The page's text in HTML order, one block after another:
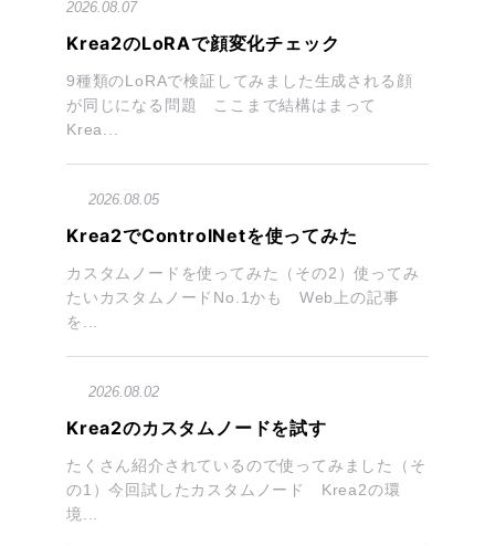
2026.08.07
Krea2のLoRAで顔変化チェック
9種類のLoRAで検証してみました生成される顔
が同じになる問題 ここまで結構はまって
Krea...
2026.08.05
Krea2でControlNetを使ってみた
カスタムノードを使ってみた（その2）使ってみ
たいカスタムノードNo.1かも Web上の記事
を...
2026.08.02
Krea2のカスタムノードを試す
たくさん紹介されているので使ってみました（そ
の1）今回試したカスタムノード Krea2の環
境...